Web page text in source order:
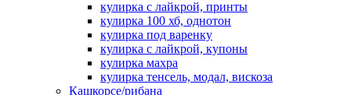
кулирка с лайкрой, принты
кулирка 100 хб, однотон
кулирка под варенку
кулирка с лайкрой, купоны
кулирка махра
кулирка тенсель, модал, вискоза
Кашкорсе/рибана